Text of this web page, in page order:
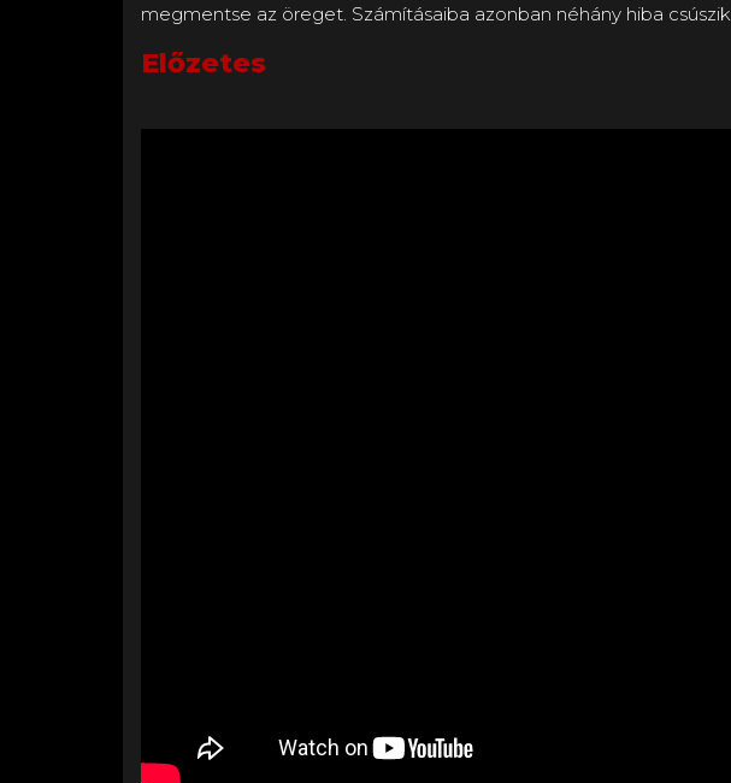
megmentse az öreget. Számításaiba azonban néhány hiba csúszik.
Előzetes